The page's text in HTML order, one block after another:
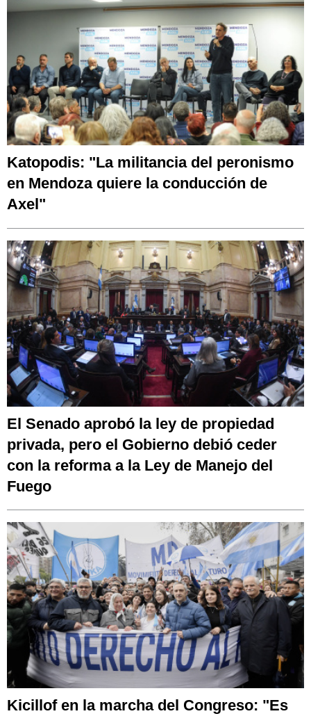
Katopodis: "La militancia del peronismo
en Mendoza quiere la conducción de
Axel"
El Senado aprobó la ley de propiedad
privada, pero el Gobierno debió ceder
con la reforma a la Ley de Manejo del
Fuego
Kicillof en la marcha del Congreso: "Es